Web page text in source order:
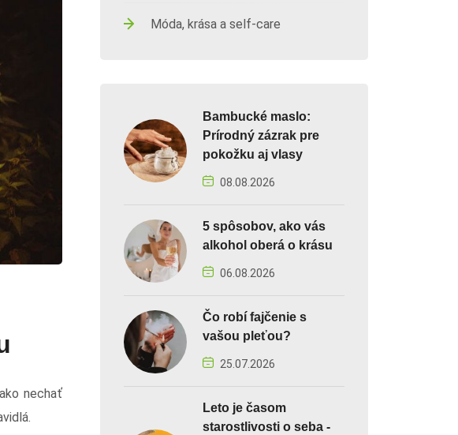
nechať
Móda, krása a self-care
Bambucké maslo:
Prírodný zázrak pre
pokožku aj vlasy
08.08.2026
5 spôsobov, ako vás
alkohol oberá o krásu
06.08.2026
Čo robí fajčenie s
vašou pleťou?
25.07.2026
Leto je časom
starostlivosti o seba -